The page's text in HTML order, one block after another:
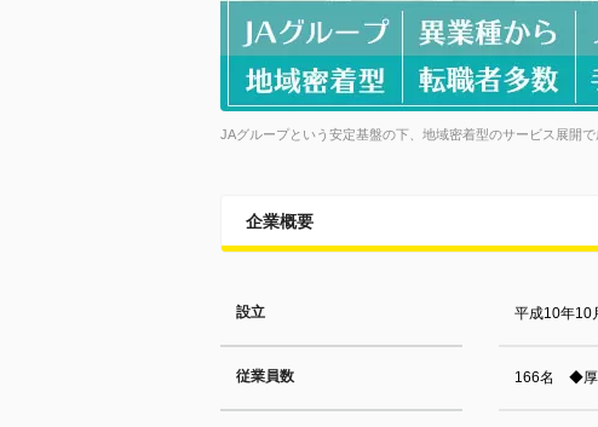
JAグループという安定基盤の下、地域密着型のサービス展開で
企業概要
設立 平成10年10
従業員数 166名 ◆厚